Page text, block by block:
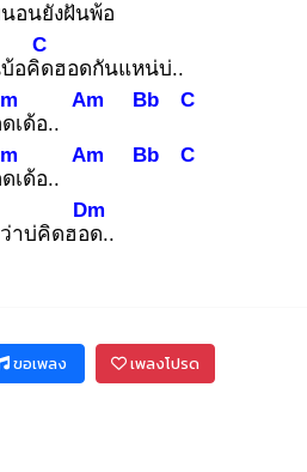
อนยังฝันพ้อ
อคิด
C
ฮอดกันแหน่บ่..
เด้อ..
Am Bb C
เด้อ..
Am Bb C
าบ่คิดฮอด
Dm
..
ขอเพลง เพลงโปรด